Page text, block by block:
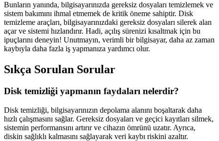
Bunların yanında, bilgisayarınızda gereksiz dosyaları temizlemek ve
sistem bakımını ihmal etmemek de kritik öneme sahiptir. Disk
temizleme araçları, bilgisayarınızdaki gereksiz dosyaları silerek alan
açar ve sistemi hızlandırır. Hadi, açılış sürenizi kısaltmak için bu
ipuçlarını deneyin! Unutmayın, verimli bir bilgisayar, daha az zaman
kaybıyla daha fazla iş yapmanıza yardımcı olur.
Sıkça Sorulan Sorular
Disk temizliği yapmanın faydaları nelerdir?
Disk temizliği, bilgisayarınızın depolama alanını boşaltarak daha
hızlı çalışmasını sağlar. Gereksiz dosyaları ve geçici kayıtları silmek,
sistemin performansını artırır ve cihazın ömrünü uzatır. Ayrıca,
diskin sağlıklı kalmasını sağlayarak veri kaybı riskini azaltır.